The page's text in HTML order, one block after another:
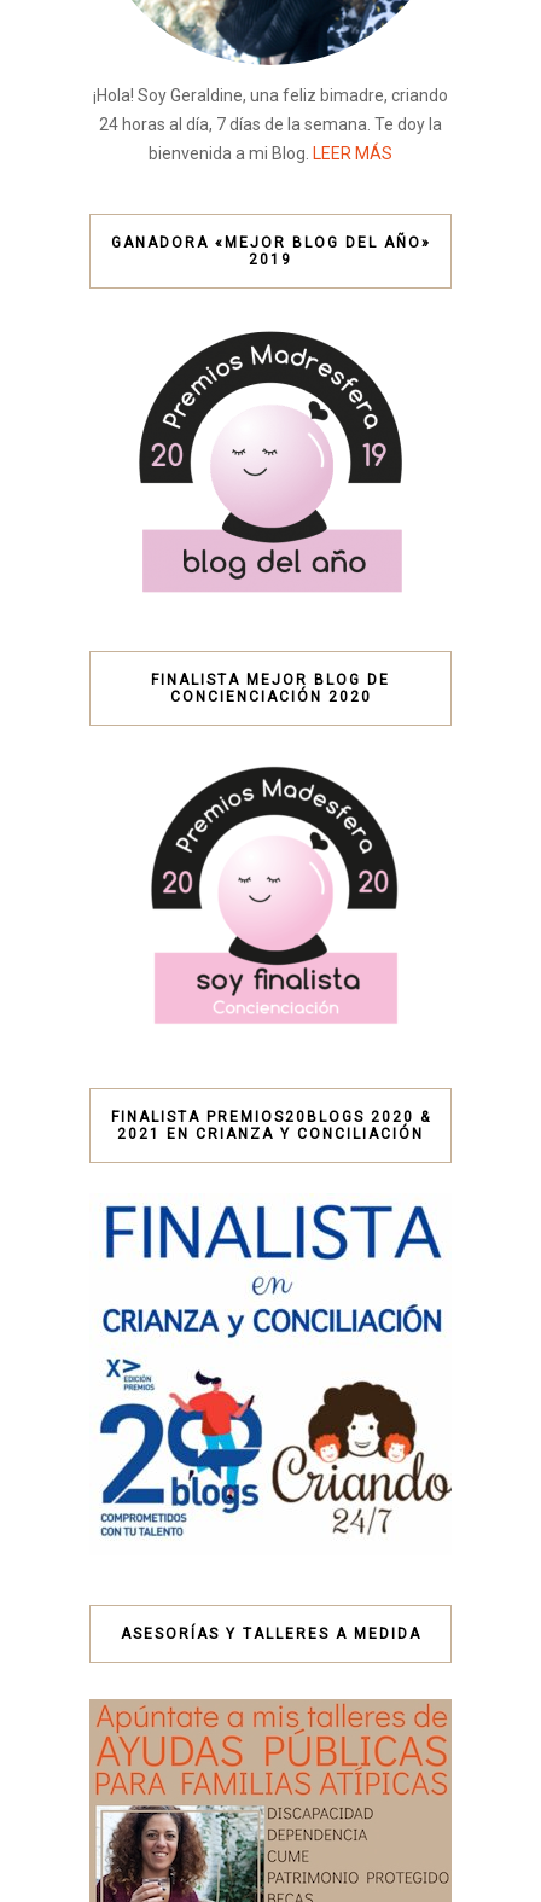
¡Hola! Soy Geraldine, una feliz bimadre, criando
24 horas al día, 7 días de la semana. Te doy la
bienvenida a mi Blog. LEER MÁS
GANADORA «MEJOR BLOG DEL AÑO»
2019
FINALISTA MEJOR BLOG DE
CONCIENCIACIÓN 2020
FINALISTA PREMIOS20BLOGS 2020 &
2021 EN CRIANZA Y CONCILIACIÓN
ASESORÍAS Y TALLERES A MEDIDA